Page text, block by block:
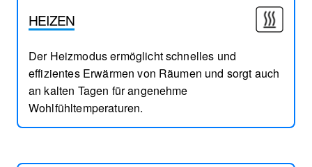
HEIZEN
Der Heizmodus ermöglicht schnelles und
effizientes Erwärmen von Räumen und sorgt auch
an kalten Tagen für angenehme
Wohlfühltemperaturen.